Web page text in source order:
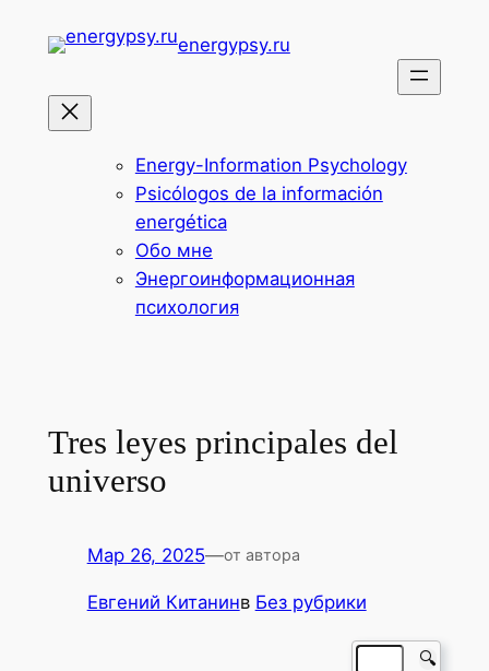
energypsy.ru
Energy-Information Psychology
Psicólogos de la información
energética
Обо мне
Энергоинформационная
психология
Tres leyes principales del
universo
Мар 26, 2025—от автора
Евгений Китанинв Без рубрики
🔍